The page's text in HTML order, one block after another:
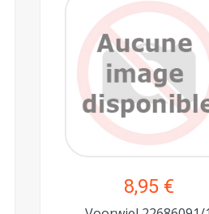
8,95 €